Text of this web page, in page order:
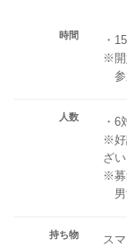
時間
・
※開
参
人数
・6
※好
ざい
※募
男
持ち物
ス